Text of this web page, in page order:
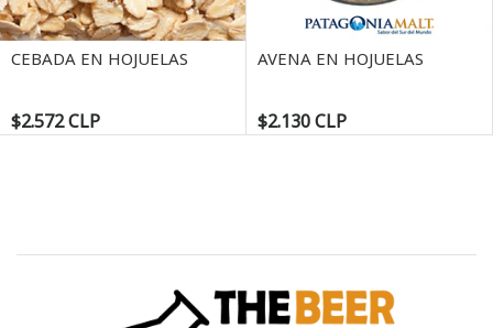
CEBADA EN HOJUELAS
$2.572 CLP
AVENA EN HOJUELAS
$2.130 CLP